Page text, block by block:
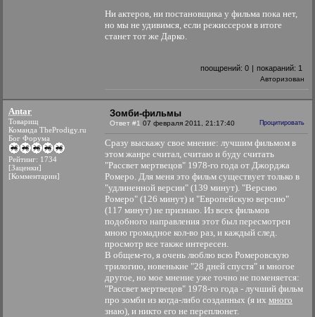
Ни актеров, ни постановщика у фильма пока нет,
но мы не удивимся, если режиссером в итоге
станет тот же Дарко.
поощрений: 0 | покараний: 1
Авторизован
Antar
Товарищ
Команда TheProdigy.ru
Бог Форума
Рейтинг: 1734
[Заценки]
[Комментарии]
Зомби-фильмы
Ответ #1 07 февраля 2011, 21:17:40 Процитировать
Сразу выскажу свое мнение: лучшим фильмом в
этом жанре считал, считаю и буду считать
"Рассвет мертвецов" 1978-го года от Джорджа
Ромеро. Для меня это фильм существует только в
"удлиненной версии" (139 минут). "Версию
Ромеро" (126 минут) и "Европейскую версию"
(117 минут) не признаю. Из всех фильмов
подобного направления этот был пересмотрен
мною громадное кол-во раз, и каждый след.
просмотр все также интересен.
В общем-то, я очень люблю всю Ромеровскую
трилогию, новенькие "28 дней спустя" и многое
другое, но мое мнение уже точно не поменяется:
"Рассвет мертвецов" 1978-го года - лучший фильм
про зомби из когда-либо созданных (я их много
знаю), и никто его не переплюнет.